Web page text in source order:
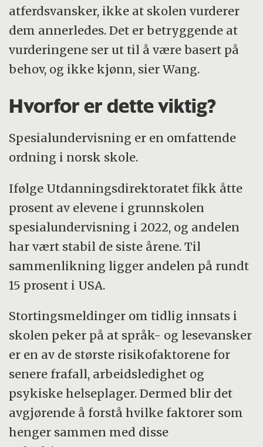
atferdsvansker, ikke at skolen vurderer
dem annerledes. Det er betryggende at
vurderingene ser ut til å være basert på
behov, og ikke kjønn, sier Wang.
Hvorfor er dette viktig?
Spesialundervisning er en omfattende
ordning i norsk skole.
Ifølge Utdanningsdirektoratet fikk åtte
prosent av elevene i grunnskolen
spesialundervisning i 2022, og andelen
har vært stabil de siste årene. Til
sammenlikning ligger andelen på rundt
15 prosent i USA.
Stortingsmeldinger om tidlig innsats i
skolen peker på at språk- og lesevansker
er en av de største risikofaktorene for
senere frafall, arbeidsledighet og
psykiske helseplager. Dermed blir det
avgjørende å forstå hvilke faktorer som
henger sammen med disse